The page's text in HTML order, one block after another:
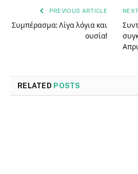
PREVIOUS ARTICLE
Συμπέρασμα: Λίγα λόγια και
ουσία!
RELATED POSTS